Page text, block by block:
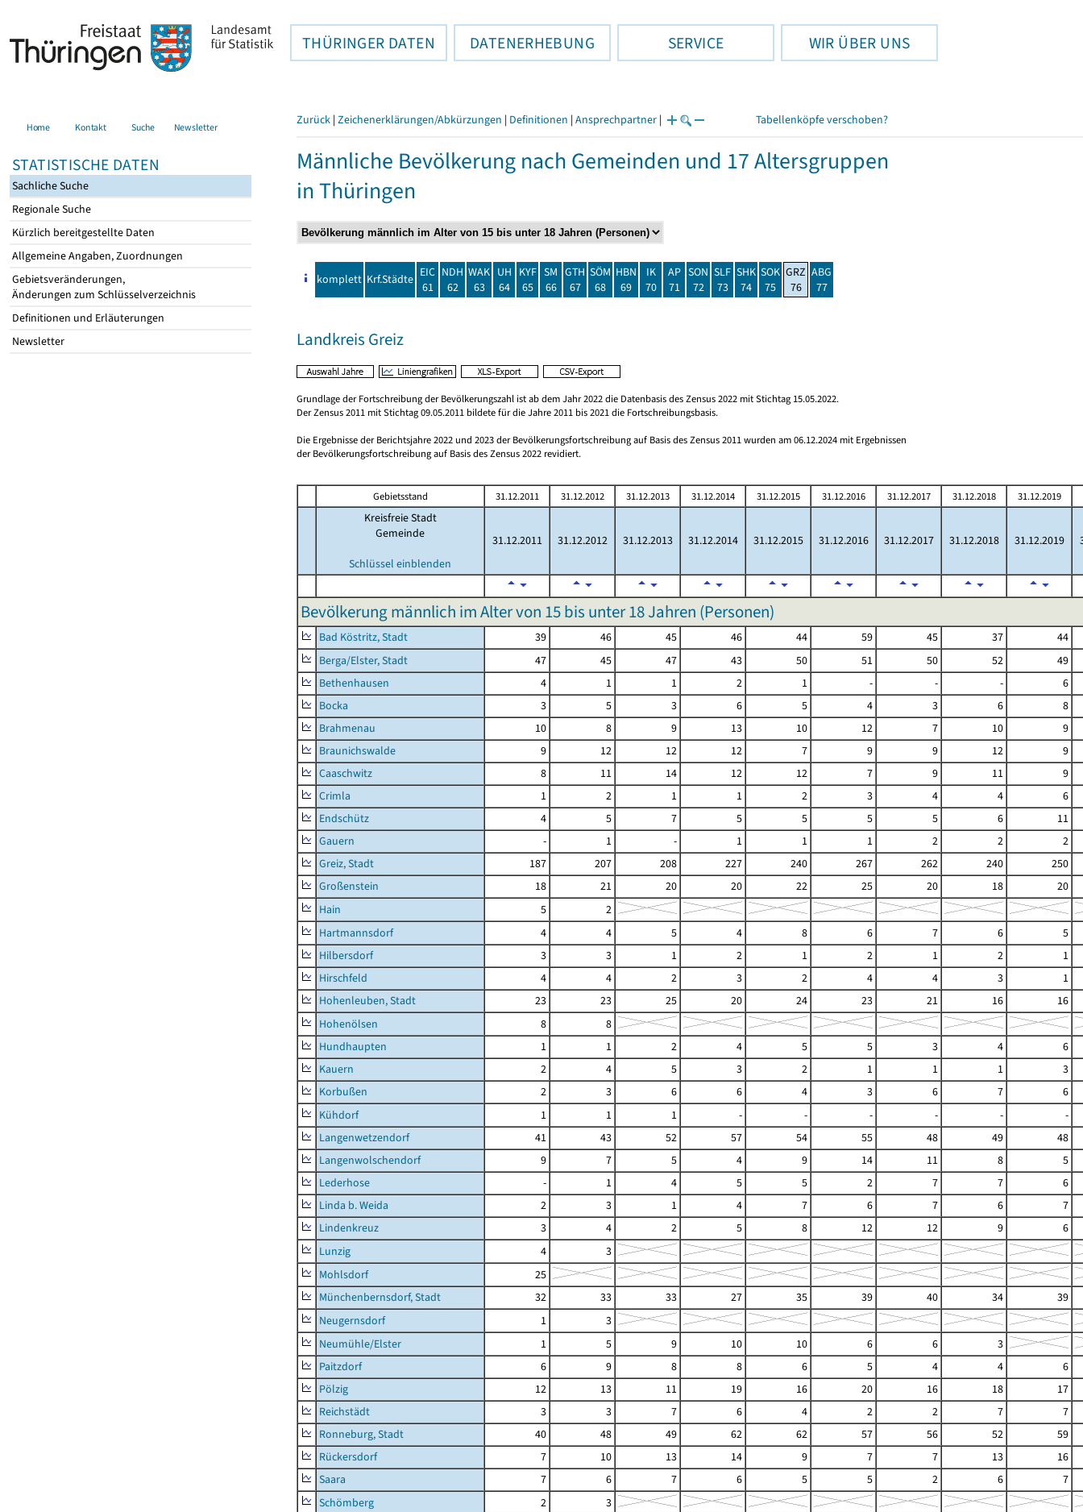
THÜRINGER DATEN DATENERHEBUNG SERVICE WIR ÜBER UNS
Home Kontakt Suche Newsletter
STATISTISCHE DATEN
Sachliche Suche
Regionale Suche
Kürzlich bereitgestellte Daten
Allgemeine Angaben, Zuordnungen
Gebietsveränderungen,
Änderungen zum Schlüsselverzeichnis
Definitionen und Erläuterungen
Newsletter
Zurück | Zeichenerklärungen/Abkürzungen | Definitionen | Ansprechpartner | Tabellenköpfe verschoben?
Männliche Bevölkerung nach Gemeinden und 17 Altersgruppen
in Thüringen
komplett Krf.Städte EIC
61
NDH
62
WAK
63
UH
64
KYF
65
SM
66
GTH
67
SÖM
68
HBN
69
IK
70
AP
71
SON
72
SLF
73
SHK
74
SOK
75
GRZ
76
ABG
77
Landkreis Greiz
Grundlage der Fortschreibung der Bevölkerungszahl ist ab dem Jahr 2022 die Datenbasis des Zensus 2022 mit Stichtag 15.05.2022.
Der Zensus 2011 mit Stichtag 09.05.2011 bildete für die Jahre 2011 bis 2021 die Fortschreibungsbasis.
Die Ergebnisse der Berichtsjahre 2022 und 2023 der Bevölkerungsfortschreibung auf Basis des Zensus 2011 wurden am 06.12.2024 mit Ergebnissen
der Bevölkerungsfortschreibung auf Basis des Zensus 2022 revidiert.
Gebietsstand 31.12.2011 31.12.2012 31.12.2013 31.12.2014 31.12.2015 31.12.2016 31.12.2017 31.12.2018 31.12.2019
Kreisfreie Stadt
Gemeinde
Schlüssel einblenden
31.12.2011 31.12.2012 31.12.2013 31.12.2014 31.12.2015 31.12.2016 31.12.2017 31.12.2018 31.12.2019
Bevölkerung männlich im Alter von 15 bis unter 18 Jahren (Personen)
Bad Köstritz, Stadt 39 46 45 46 44 59 45 37
44
Berga/Elster, Stadt
47 45 47 43 50 51 50 52
49
Bethenhausen
4 1 1 2 1 - - -
6
Bocka
3 5 3 6 5 4 3 6
8
Brahmenau
10 8 9 13 10 12 7 10
9
Braunichswalde
9 12 12 12 7 9 9 12
9
Caaschwitz
8 11 14 12 12 7 9 11
9
Crimla
1 2 1 1 2 3 4 4
6
Endschütz
4 5 7 5 5 5 5 6
11
Gauern
- 1 - 1 1 1 2 2
2
Greiz, Stadt
187 207 208 227 240 267 262 240
250
Großenstein
18 21 20 20 22 25 20 18
20
Hain
5
2
Hartmannsdorf
4 4 5 4 8 6 7 6
5
Hilbersdorf
3 3 1 2 1 2 1 2
1
Hirschfeld
4 4 2 3 2 4 4 3
1
Hohenleuben, Stadt
23 23 25 20 24 23 21 16
16
Hohenölsen
8
8
Hundhaupten
1 1 2 4 5 5 3 4
6
Kauern
2 4 5 3 2 1 1 1
3
Korbußen
2 3 6 6 4 3 6 7
6
Kühdorf
1 1 1 - - - - -
-
Langenwetzendorf
41 43 52 57 54 55 48 49
48
Langenwolschendorf
9 7 5 4 9 14 11 8
5
Lederhose
- 1 4 5 5 2 7 7
6
Linda b. Weida
2 3 1 4 7 6 7 6
7
Lindenkreuz
3 4 2 5 8 12 12 9
6
Lunzig
4
3
Mohlsdorf
25
Münchenbernsdorf, Stadt
32 33 33 27 35 39 40 34
39
Neugernsdorf
1
3
Neumühle/Elster
1 5 9 10 10 6 6
3
Paitzdorf
6 9 8 8 6 5 4 4
6
Pölzig
12 13 11 19 16 20 16 18
17
Reichstädt
3 3 7 6 4 2 2 7
7
Ronneburg, Stadt
40 48 49 62 62 57 56 52
59
Rückersdorf
7 10 13 14 9 7 7 13
16
Saara
7 6 7 6 5 5 2 6
7
Schömberg
2
3